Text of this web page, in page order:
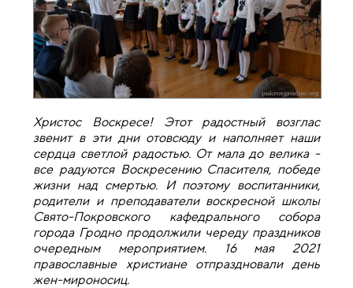
Христос Воскресе! Этот радостный возглас
звенит в эти дни отовсюду и наполняет наши
сердца светлой радостью. От мала до велика -
все радуются Воскресению Спасителя, победе
жизни над смертью. И поэтому воспитанники,
родители и преподаватели воскресной школы
Свято-Покровского кафедрального собора
города Гродно продолжили череду праздников
очередным мероприятием. 16 мая 2021
православные христиане отпраздновали день
жен-мироносиц.